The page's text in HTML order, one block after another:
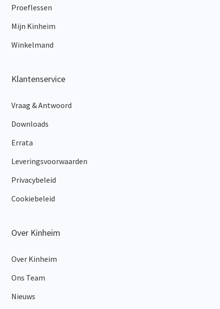
Proeflessen
Mijn Kinheim
Winkelmand
Klantenservice
Vraag & Antwoord
Downloads
Errata
Leveringsvoorwaarden
Privacybeleid
Cookiebeleid
Over Kinheim
Over Kinheim
Ons Team
Nieuws